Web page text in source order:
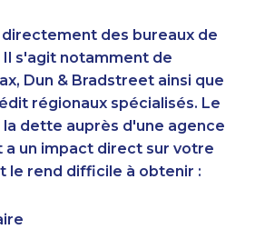
des bureaux de
s'agit notamment de
Dun & Bradstreet ainsi que
régionaux spécialisés. Le
dette auprès d'une agence
un impact direct sur votre
le rend difficile à obtenir :